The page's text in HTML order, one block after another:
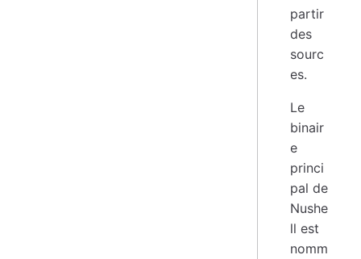
partir
des
sourc
es.
Le
binair
e
princi
pal de
Nushe
ll est
nomm